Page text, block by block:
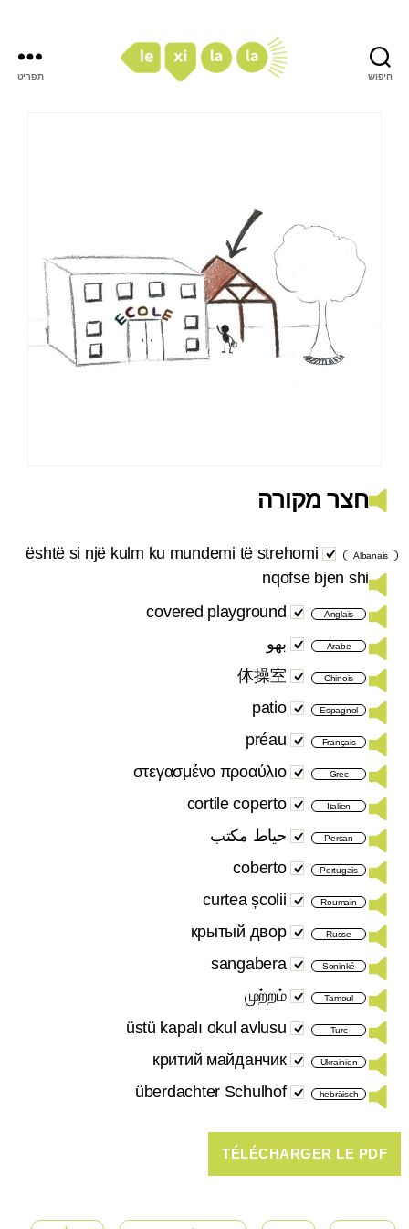
חיפוש תפריט
חצר מקורה
Albanais
është si një kulm ku mundemi të strehomi
nqofse bjen shi
Anglais
covered playground
Arabe بهو
Chinois
体操室
Espagnol
patio
Français
préau
Grec
στεγασμένο προαύλιο
Italien
cortile coperto
Persan حیاط مکتب
Portugais
coberto
Roumain
curtea școlii
Russe
крытый двор
Soninké
sangabera
Tamoul
முற்றம்
Turc
üstü kapalı okul avlusu
Ukrainien
критий майданчик
hebräisch
überdachter Schulhof